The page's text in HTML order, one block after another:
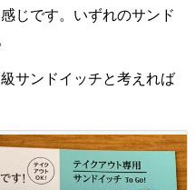
じです。いずれのサンド
サンドイッチと考えれば